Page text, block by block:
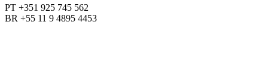
PT +351 925 745 562
BR +55 11 9 4895 4453